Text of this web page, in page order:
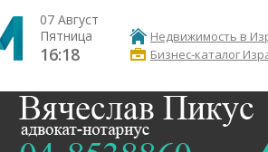
07 Август
Пятница
16:18
Недвижимость в
Бизнес-каталог